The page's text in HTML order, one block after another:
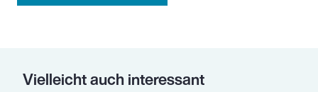
Vielleicht auch interessant